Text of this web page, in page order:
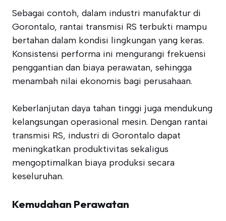
Sebagai contoh, dalam industri manufaktur di
Gorontalo, rantai transmisi RS terbukti mampu
bertahan dalam kondisi lingkungan yang keras.
Konsistensi performa ini mengurangi frekuensi
penggantian dan biaya perawatan, sehingga
menambah nilai ekonomis bagi perusahaan.
Keberlanjutan daya tahan tinggi juga mendukung
kelangsungan operasional mesin. Dengan rantai
transmisi RS, industri di Gorontalo dapat
meningkatkan produktivitas sekaligus
mengoptimalkan biaya produksi secara
keseluruhan.
Kemudahan Perawatan